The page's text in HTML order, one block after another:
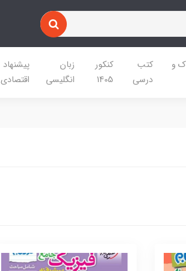
و
کتب
درسی
کنکور
1405
زبان
انگلیسی
پیشنهاد
اقتصادی